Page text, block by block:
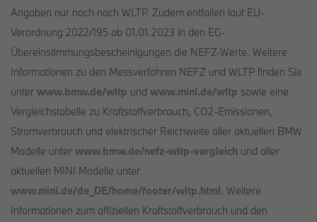
Angaben nur noch nach WLTP. Zudem entfallen laut EU-
Verordnung 2022/195 ab 01.01.2023 in den EG-
Übereinstimmungsbescheinigungen die NEFZ-Werte. Weitere
Informationen zu den Messverfahren NEFZ und WLTP finden Sie
unter www.bmw.de/wltp und www.mini.de/wltp sowie eine
Vergleichstabelle zu Kraftstoffverbrauch, CO2-Emissionen,
Stromverbrauch und elektrischer Reichweite aller aktuellen BMW
Modelle unter www.bmw.de/nefz-wltp-vergleich und aller
aktuellen MINI Modelle unter
www.mini.de/de_DE/home/footer/wltp.html. Weitere
Informationen zum offiziellen Kraftstoffverbrauch und den